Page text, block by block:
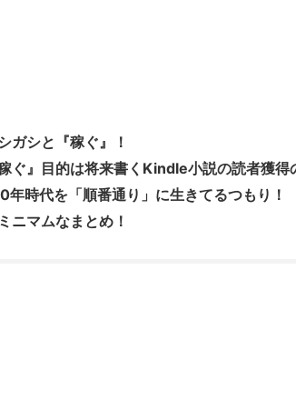
ガシと『稼ぐ』！
ぐ』目的は将来書くKindle小説の読者獲得
年時代を「順番通り」に生きてるつもり！
ニマムなまとめ！